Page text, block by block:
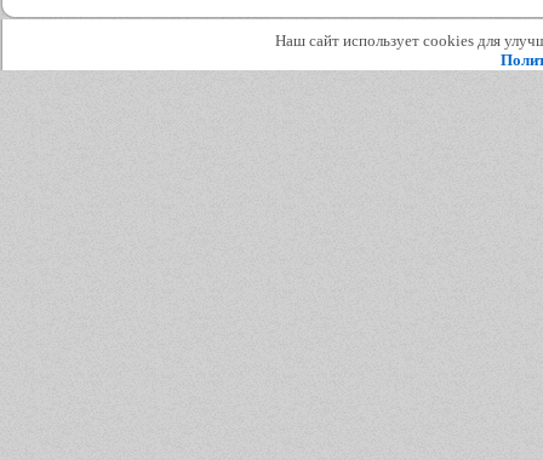
Наш сайт использует cookies для